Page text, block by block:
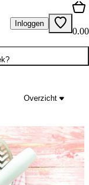
Inloggen
0.00
Overzicht